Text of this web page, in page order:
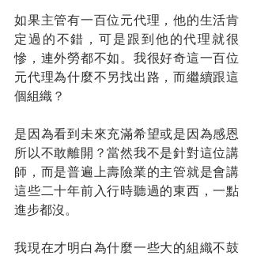
如果主管有一百位元代理，他的生活肯
定過的不錯，可是跟到他的代理就很
慘，連外勞都不如。我很好奇這一百位
元代理為什麼不另找出路，而繼續跟這
個組織？
是因為看到未來充滿希望或是因為感恩
所以不敢離開？當然我不是針對這位講
師，而是普遍上壽險業的主管就是會講
這些二十年前入行時聽過的東西，一點
進步都沒。
我現在才明白為什麼一些大的組織不鼓